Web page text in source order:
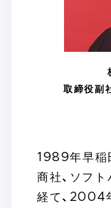
取締役副
1989年早稲
商社、ソフ
経て、2004